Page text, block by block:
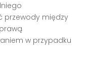
przewody między
w przypadku